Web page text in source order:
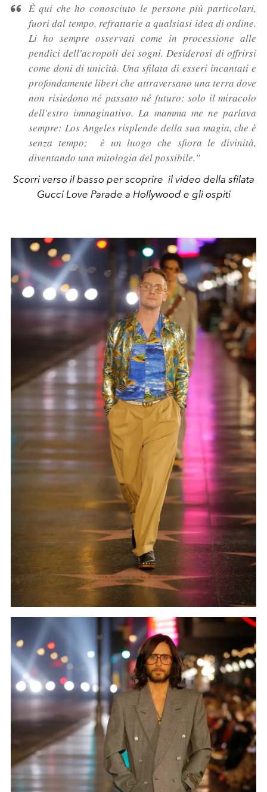
È qui che ho conosciuto le persone più particolari,
fuori dal tempo, refrattarie a qualsiasi idea di ordine.
Li ho sempre osservati come in processione alle
pendici dell'acropoli dei sogni. Desiderosi di offrirsi
come doni di unicità. Una sfilata di esseri incantati e
profondamente liberi che attraversano una terra dove
non risiedono né passato né futuro: solo il miracolo
dell'estro immaginativo. La mamma me ne parlava
sempre: Los Angeles risplende della sua magia, che è
senza tempo; è un luogo che sfiora le divinità,
diventando una mitologia del possibile."
Scorri verso il basso per scoprire il video della sfilata
Gucci Love Parade a Hollywood e gli ospiti